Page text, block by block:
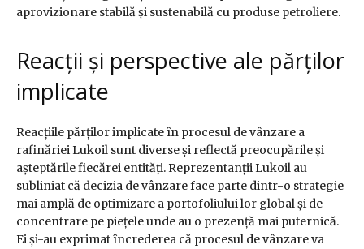
aprovizionare stabilă și sustenabilă cu produse petroliere.
Reacții și perspective ale părților
implicate
Reacțiile părților implicate în procesul de vânzare a
rafinăriei Lukoil sunt diverse și reflectă preocupările și
așteptările fiecărei entități. Reprezentanții Lukoil au
subliniat că decizia de vânzare face parte dintr-o strategie
mai amplă de optimizare a portofoliului lor global și de
concentrare pe piețele unde au o prezență mai puternică.
Ei și-au exprimat încrederea că procesul de vânzare va